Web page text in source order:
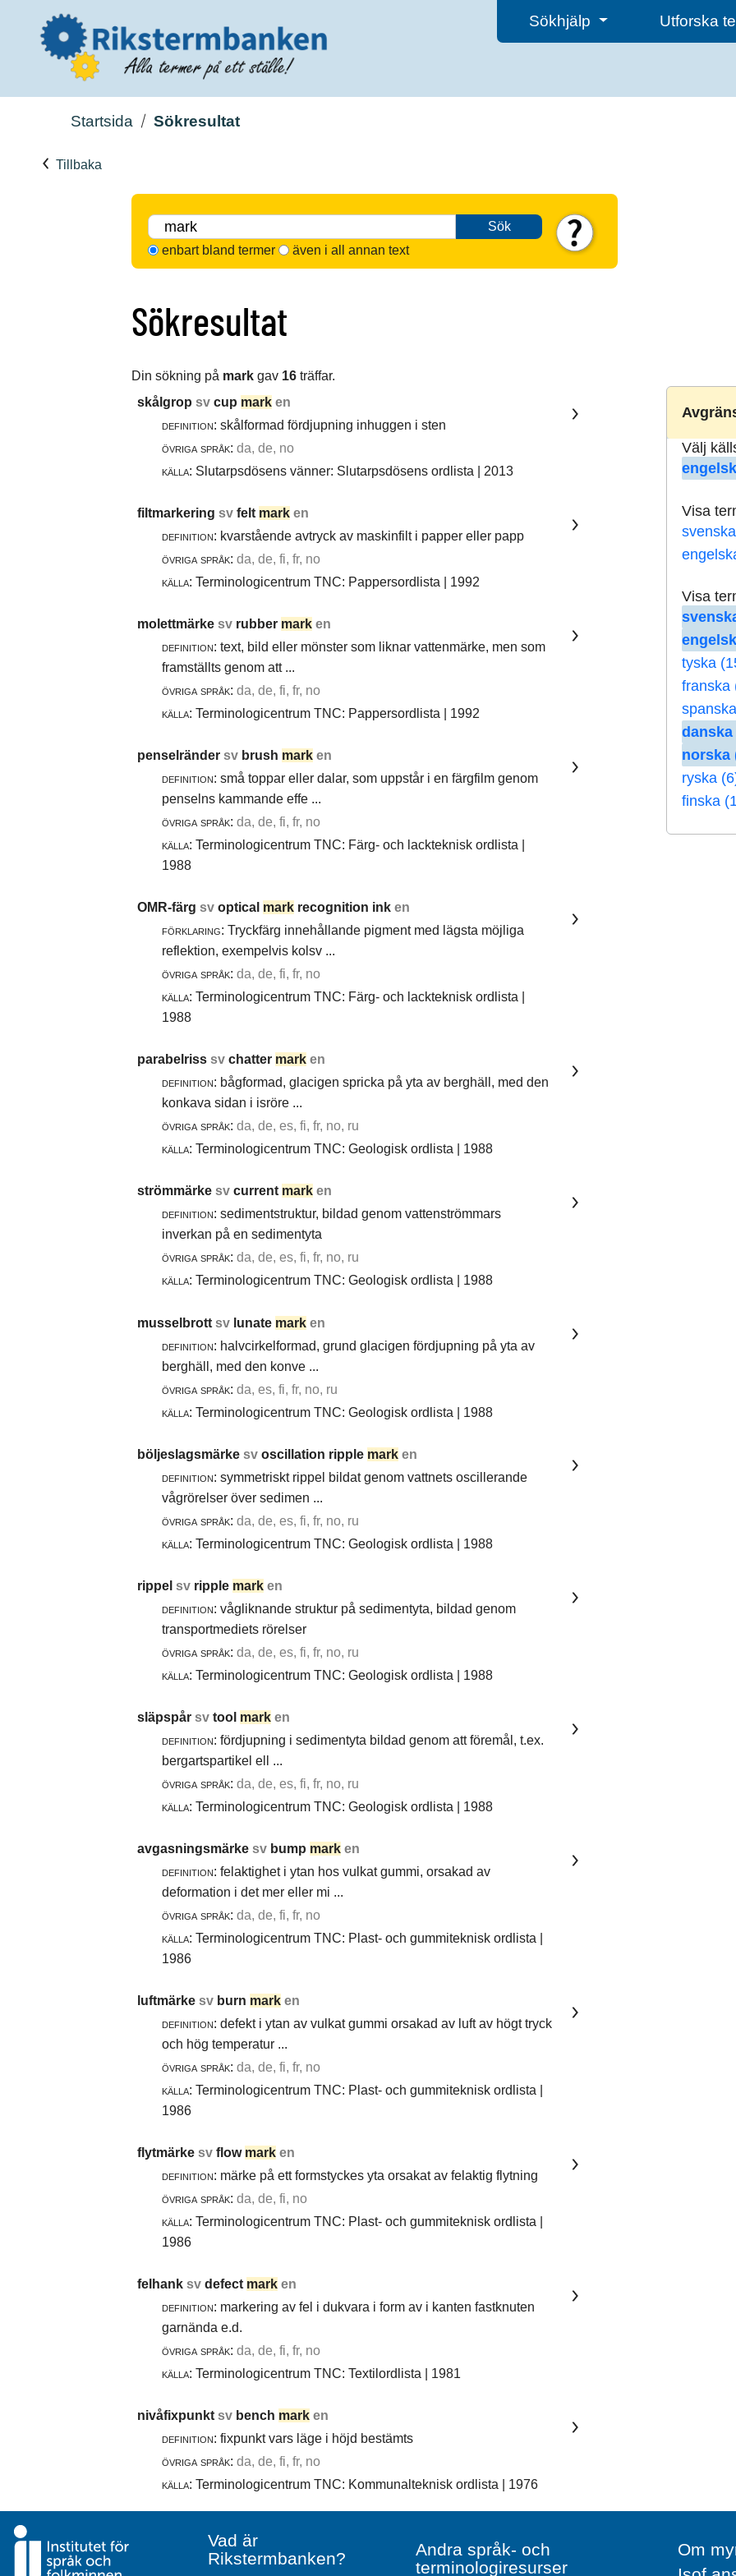
Sökhjälp Utforska
Startsida Sökresultat
Tillbaka
Sök
enbart bland termer
även i all annan text
Sökresultat
Din sökning på mark gav 16 träffar.
Välj
Visa
Visa
tyska
franska
danska
norska
ryska
finska
skålgrop sv cup mark en
definition: skålformad fördjupning inhuggen i sten
övriga språk: da, de, no
källa: Slutarpsdösens vänner: Slutarpsdösens ordlista | 2013
filtmarkering sv felt mark en
definition: kvarstående avtryck av maskinfilt i papper eller papp
övriga språk: da, de, fi, fr, no
källa: Terminologicentrum TNC: Pappersordlista | 1992
molettmärke sv rubber mark en
definition: text, bild eller mönster som liknar vattenmärke, men som
framställts genom att ...
övriga språk: da, de, fi, fr, no
källa: Terminologicentrum TNC: Pappersordlista | 1992
penselränder sv brush mark en
definition: små toppar eller dalar, som uppstår i en färgfilm genom
penselns kammande effe ...
övriga språk: da, de, fi, fr, no
källa: Terminologicentrum TNC: Färg- och lackteknisk ordlista |
1988
OMR-färg sv optical markrecognition ink en
förklaring: Tryckfärg innehållande pigment med lägsta möjliga
reflektion, exempelvis kolsv ...
övriga språk: da, de, fi, fr, no
källa: Terminologicentrum TNC: Färg- och lackteknisk ordlista |
1988
parabelriss sv chatter mark en
definition: bågformad, glacigen spricka på yta av berghäll, med den
konkava sidan i isröre ...
övriga språk: da, de, es, fi, fr, no, ru
källa: Terminologicentrum TNC: Geologisk ordlista | 1988
strömmärke sv current mark en
definition: sedimentstruktur, bildad genom vattenströmmars
inverkan på en sedimentyta
övriga språk: da, de, es, fi, fr, no, ru
källa: Terminologicentrum TNC: Geologisk ordlista | 1988
musselbrott sv lunate mark en
definition: halvcirkelformad, grund glacigen fördjupning på yta av
berghäll, med den konve ...
övriga språk: da, es, fi, fr, no, ru
källa: Terminologicentrum TNC: Geologisk ordlista | 1988
böljeslagsmärke sv oscillation ripple mark en
definition: symmetriskt rippel bildat genom vattnets oscillerande
vågrörelser över sedimen ...
övriga språk: da, de, es, fi, fr, no, ru
källa: Terminologicentrum TNC: Geologisk ordlista | 1988
rippel sv ripple mark en
definition: vågliknande struktur på sedimentyta, bildad genom
transportmediets rörelser
övriga språk: da, de, es, fi, fr, no, ru
källa: Terminologicentrum TNC: Geologisk ordlista | 1988
släpspår sv tool mark en
definition: fördjupning i sedimentyta bildad genom att föremål, t.ex.
bergartspartikel ell ...
övriga språk: da, de, es, fi, fr, no, ru
källa: Terminologicentrum TNC: Geologisk ordlista | 1988
avgasningsmärke sv bump mark en
definition: felaktighet i ytan hos vulkat gummi, orsakad av
deformation i det mer eller mi ...
övriga språk: da, de, fi, fr, no
källa: Terminologicentrum TNC: Plast- och gummiteknisk ordlista |
1986
luftmärke sv burn mark en
definition: defekt i ytan av vulkat gummi orsakad av luft av högt tryck
och hög temperatur ...
övriga språk: da, de, fi, fr, no
källa: Terminologicentrum TNC: Plast- och gummiteknisk ordlista |
1986
flytmärke sv flow mark en
definition: märke på ett formstyckes yta orsakat av felaktig flytning
övriga språk: da, de, fi, no
källa: Terminologicentrum TNC: Plast- och gummiteknisk ordlista |
1986
felhank sv defect mark en
definition: markering av fel i dukvara i form av i kanten fastknuten
garnända e.d.
övriga språk: da, de, fi, fr, no
källa: Terminologicentrum TNC: Textilordlista | 1981
nivåfixpunktsv bench mark en
definition: fixpunkt vars läge i höjd bestämts
övriga språk: da, de, fi, fr, no
källa: Terminologicentrum TNC: Kommunalteknisk ordlista | 1976
Vad är
Rikstermbanken?
Andra språk- och
terminologiresurser
Om